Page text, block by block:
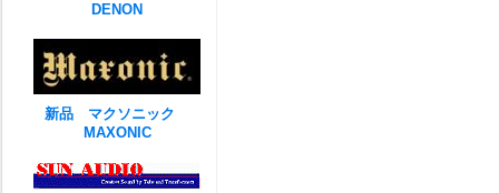
DENON
新品 マクソニック
MAXONIC